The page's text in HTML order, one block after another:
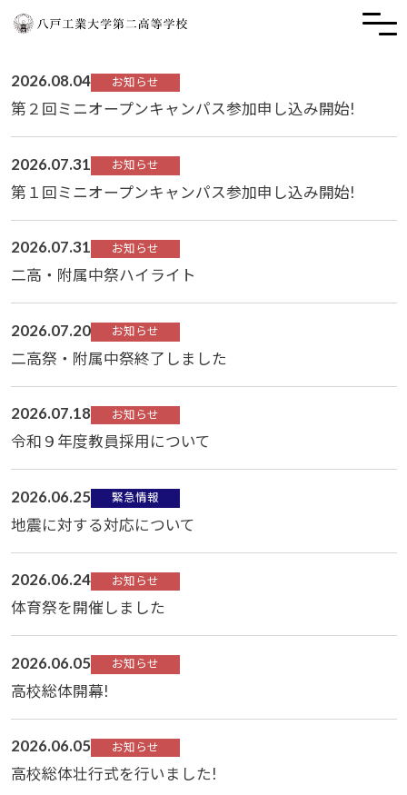
2026.08.04 お知らせ
第２回ミニオープンキャンパス参加申し込み開始!
2026.07.31 お知らせ
第１回ミニオープンキャンパス参加申し込み開始!
2026.07.31 お知らせ
二高・附属中祭ハイライト
2026.07.20 お知らせ
二高祭・附属中祭終了しました
2026.07.18 お知らせ
令和９年度教員採用について
2026.06.25 緊急情報
地震に対する対応について
2026.06.24 お知らせ
体育祭を開催しました
2026.06.05 お知らせ
高校総体開幕!
2026.06.05 お知らせ
高校総体壮行式を行いました!